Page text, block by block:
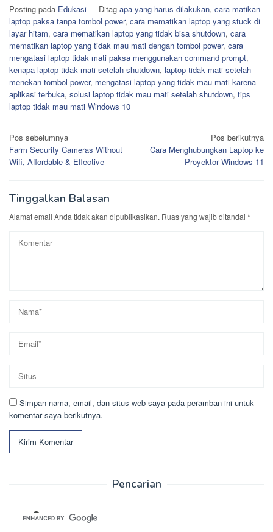
Posting pada Edukasi Ditag apa yang harus dilakukan, cara matikan
laptop paksa tanpa tombol power, cara mematikan laptop yang stuck di
layar hitam, cara mematikan laptop yang tidak bisa shutdown, cara
mematikan laptop yang tidak mau mati dengan tombol power, cara
mengatasi laptop tidak mati paksa menggunakan command prompt,
kenapa laptop tidak mati setelah shutdown, laptop tidak mati setelah
menekan tombol power, mengatasi laptop yang tidak mau mati karena
aplikasi terbuka, solusi laptop tidak mau mati setelah shutdown, tips
laptop tidak mau mati Windows 10
Navigasi
pos
Pos sebelumnya
Farm Security Cameras Without
Wifi, Affordable & Effective
Pos berikutnya
Cara Menghubungkan Laptop ke
Proyektor Windows 11
Tinggalkan Balasan
Alamat email Anda tidak akan dipublikasikan. Ruas yang wajib ditandai *
Simpan nama, email, dan situs web saya pada peramban ini untuk
komentar saya berikutnya.
Pencarian